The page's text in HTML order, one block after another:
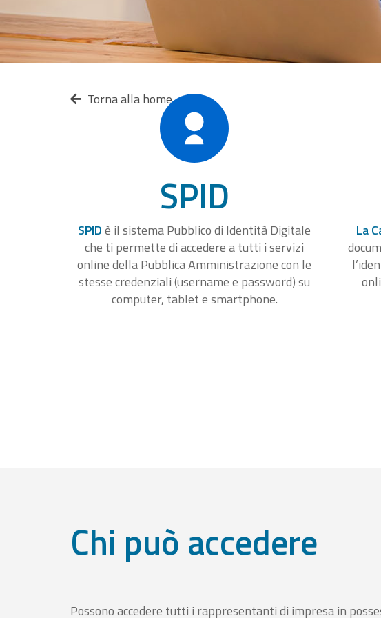
Torna alla home
SPID
SPIDè il sistema Pubblico di Identità Digitale
che ti permette di accedere a tutti i servizi
online della Pubblica Amministrazione con le
stesse credenziali (username e password) su
computer, tablet e smartphone.
La
Chi può accedere
Possono accedere tutti i rappresentanti di impresa in